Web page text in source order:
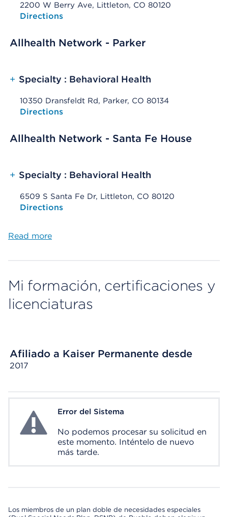
2200 W Berry Ave, Littleton, CO 80120
Opens native map application on mobile devices
Directions
Allhealth Network - Parker
+ Specialty : Behavioral Health
10350 Dransfeldt Rd, Parker, CO 80134
Opens native map application on mobile devices
Directions
Allhealth Network - Santa Fe House
+ Specialty : Behavioral Health
6509 S Santa Fe Dr, Littleton, CO 80120
Opens native map application on mobile devices
Directions
Read more
Mi formación, certificaciones y
licenciaturas
Afiliado a Kaiser Permanente desde
2017
System ErrorError del Sistema
No podemos procesar su solicitud en
este momento. Inténtelo de nuevo
más tarde.
Los miembros de un plan doble de necesidades especiales